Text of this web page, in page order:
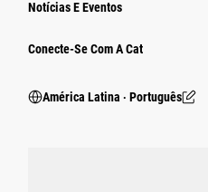
Notícias E Eventos
Conecte-Se Com A Cat
América Latina ‧ Português